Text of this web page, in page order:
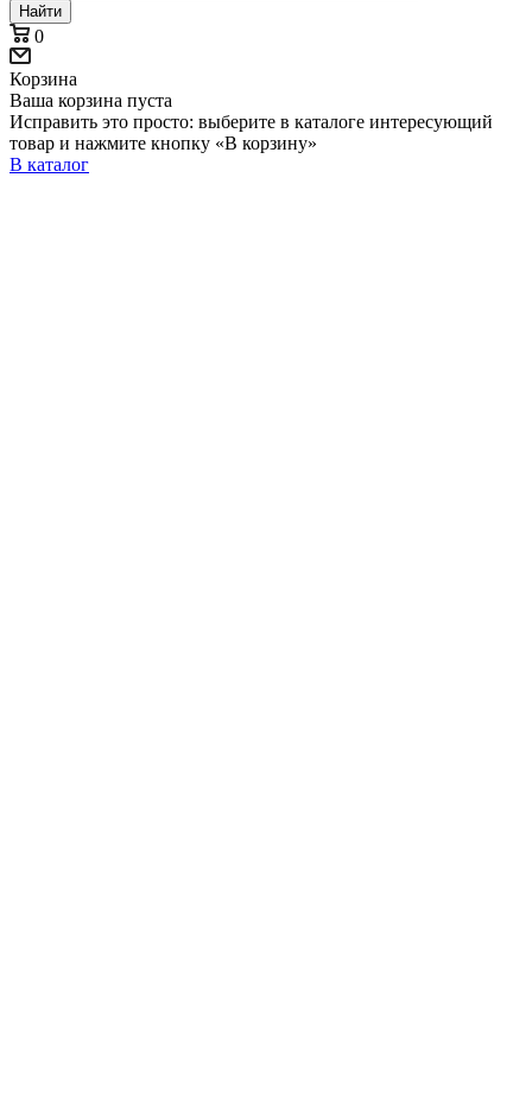
Найти
0
Корзина
Ваша корзина пуста
Исправить это просто: выберите в каталоге интересующий
товар и нажмите кнопку «В корзину»
В каталог